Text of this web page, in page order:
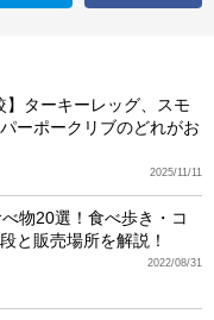
】ターキーレッグ、スモ
ーポークリブのどれがお
2025/11/11
物20選！食べ歩き・コ
と販売場所を解説！
2022/08/31